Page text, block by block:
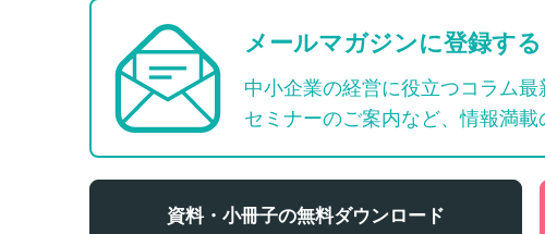
メールマガジンに登録する
中小企業の経営に役立つコラム最
セミナーのご案内など、情報満載
資料・小冊子の無料ダウンロード